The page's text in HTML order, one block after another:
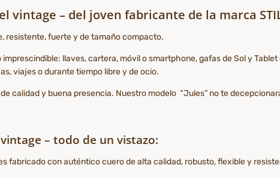
vintage – del joven fabricante de la marca
resistente, fuerte y de tamaño compacto.
llaves, cartera, móvil o smartphone, gafas de Sol y
viajes o durante tiempo libre y de ocio.
calidad y buena presencia. Nuestro modelo “Jules” no te
– todo de un vistazo:
fabricado con auténtico cuero de alta calidad, robusto, flexible y